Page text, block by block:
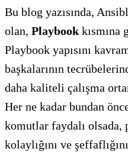
Bu blog yazısında,
olan, Playbook kısmına
Playbook yapısını
başkalarının
daha kaliteli çalışma
Her ne kadar bundan
komutlar faydalı
kolaylığını ve